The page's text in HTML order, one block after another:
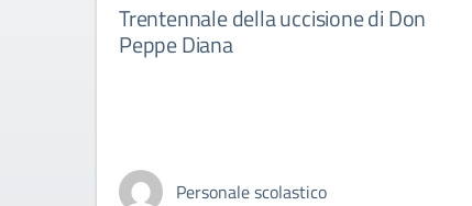
Trentennale della uccisione di Don
Peppe Diana
Personale scolastico